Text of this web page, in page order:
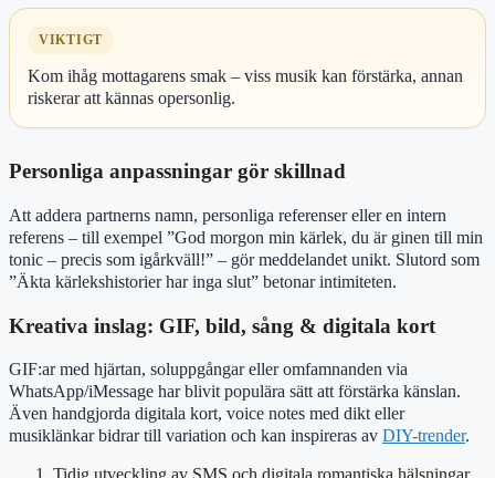
VIKTIGT
Kom ihåg mottagarens smak – viss musik kan förstärka, annan
riskerar att kännas opersonlig.
Personliga anpassningar gör skillnad
Att addera partnerns namn, personliga referenser eller en intern
referens – till exempel ”God morgon min kärlek, du är ginen till min
tonic – precis som igårkväll!” – gör meddelandet unikt. Slutord som
”Äkta kärlekshistorier har inga slut” betonar intimiteten.
Kreativa inslag: GIF, bild, sång & digitala kort
GIF:ar med hjärtan, soluppgångar eller omfamnanden via
WhatsApp/iMessage har blivit populära sätt att förstärka känslan.
Även handgjorda digitala kort, voice notes med dikt eller
musiklänkar bidrar till variation och kan inspireras av DIY-trender.